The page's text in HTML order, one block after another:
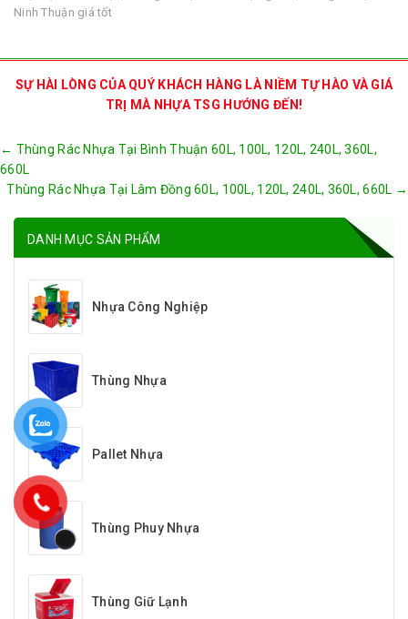
Ninh Thuận giá tốt
SỰ HÀI LÒNG CỦA QUÝ KHÁCH HÀNG LÀ NIỀM TỰ HÀO VÀ GIÁ
TRỊ MÀ NHỰA TSG HƯỚNG ĐẾN!
Post
navigation
← Thùng Rác Nhựa Tại Bình Thuận 60L, 100L, 120L, 240L, 360L,
660L
Thùng Rác Nhựa Tại Lâm Đồng 60L, 100L, 120L, 240L, 360L, 660L →
DANH MỤC SẢN PHẨM
Nhựa Công Nghiệp
Thùng Nhựa
Pallet Nhựa
Thùng Phuy Nhựa
Thùng Giữ Lạnh